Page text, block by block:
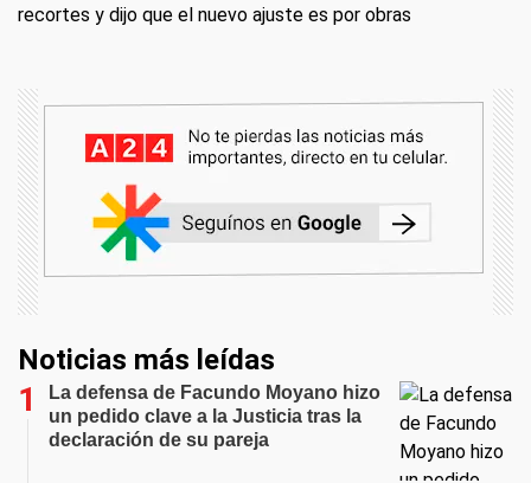
recortes y dijo que el nuevo ajuste es por obras
Noticias más leídas
La defensa de Facundo Moyano hizo
un pedido clave a la Justicia tras la
declaración de su pareja